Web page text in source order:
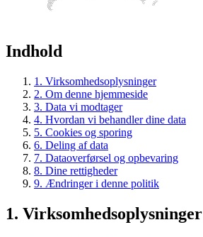
Indhold
1. Virksomhedsoplysninger
2. Om denne hjemmeside
3. Data vi modtager
4. Hvordan vi behandler dine data
5. Cookies og sporing
6. Deling af data
7. Dataoverførsel og opbevaring
8. Dine rettigheder
9. Ændringer i denne politik
1. Virksomhedsoplysninger